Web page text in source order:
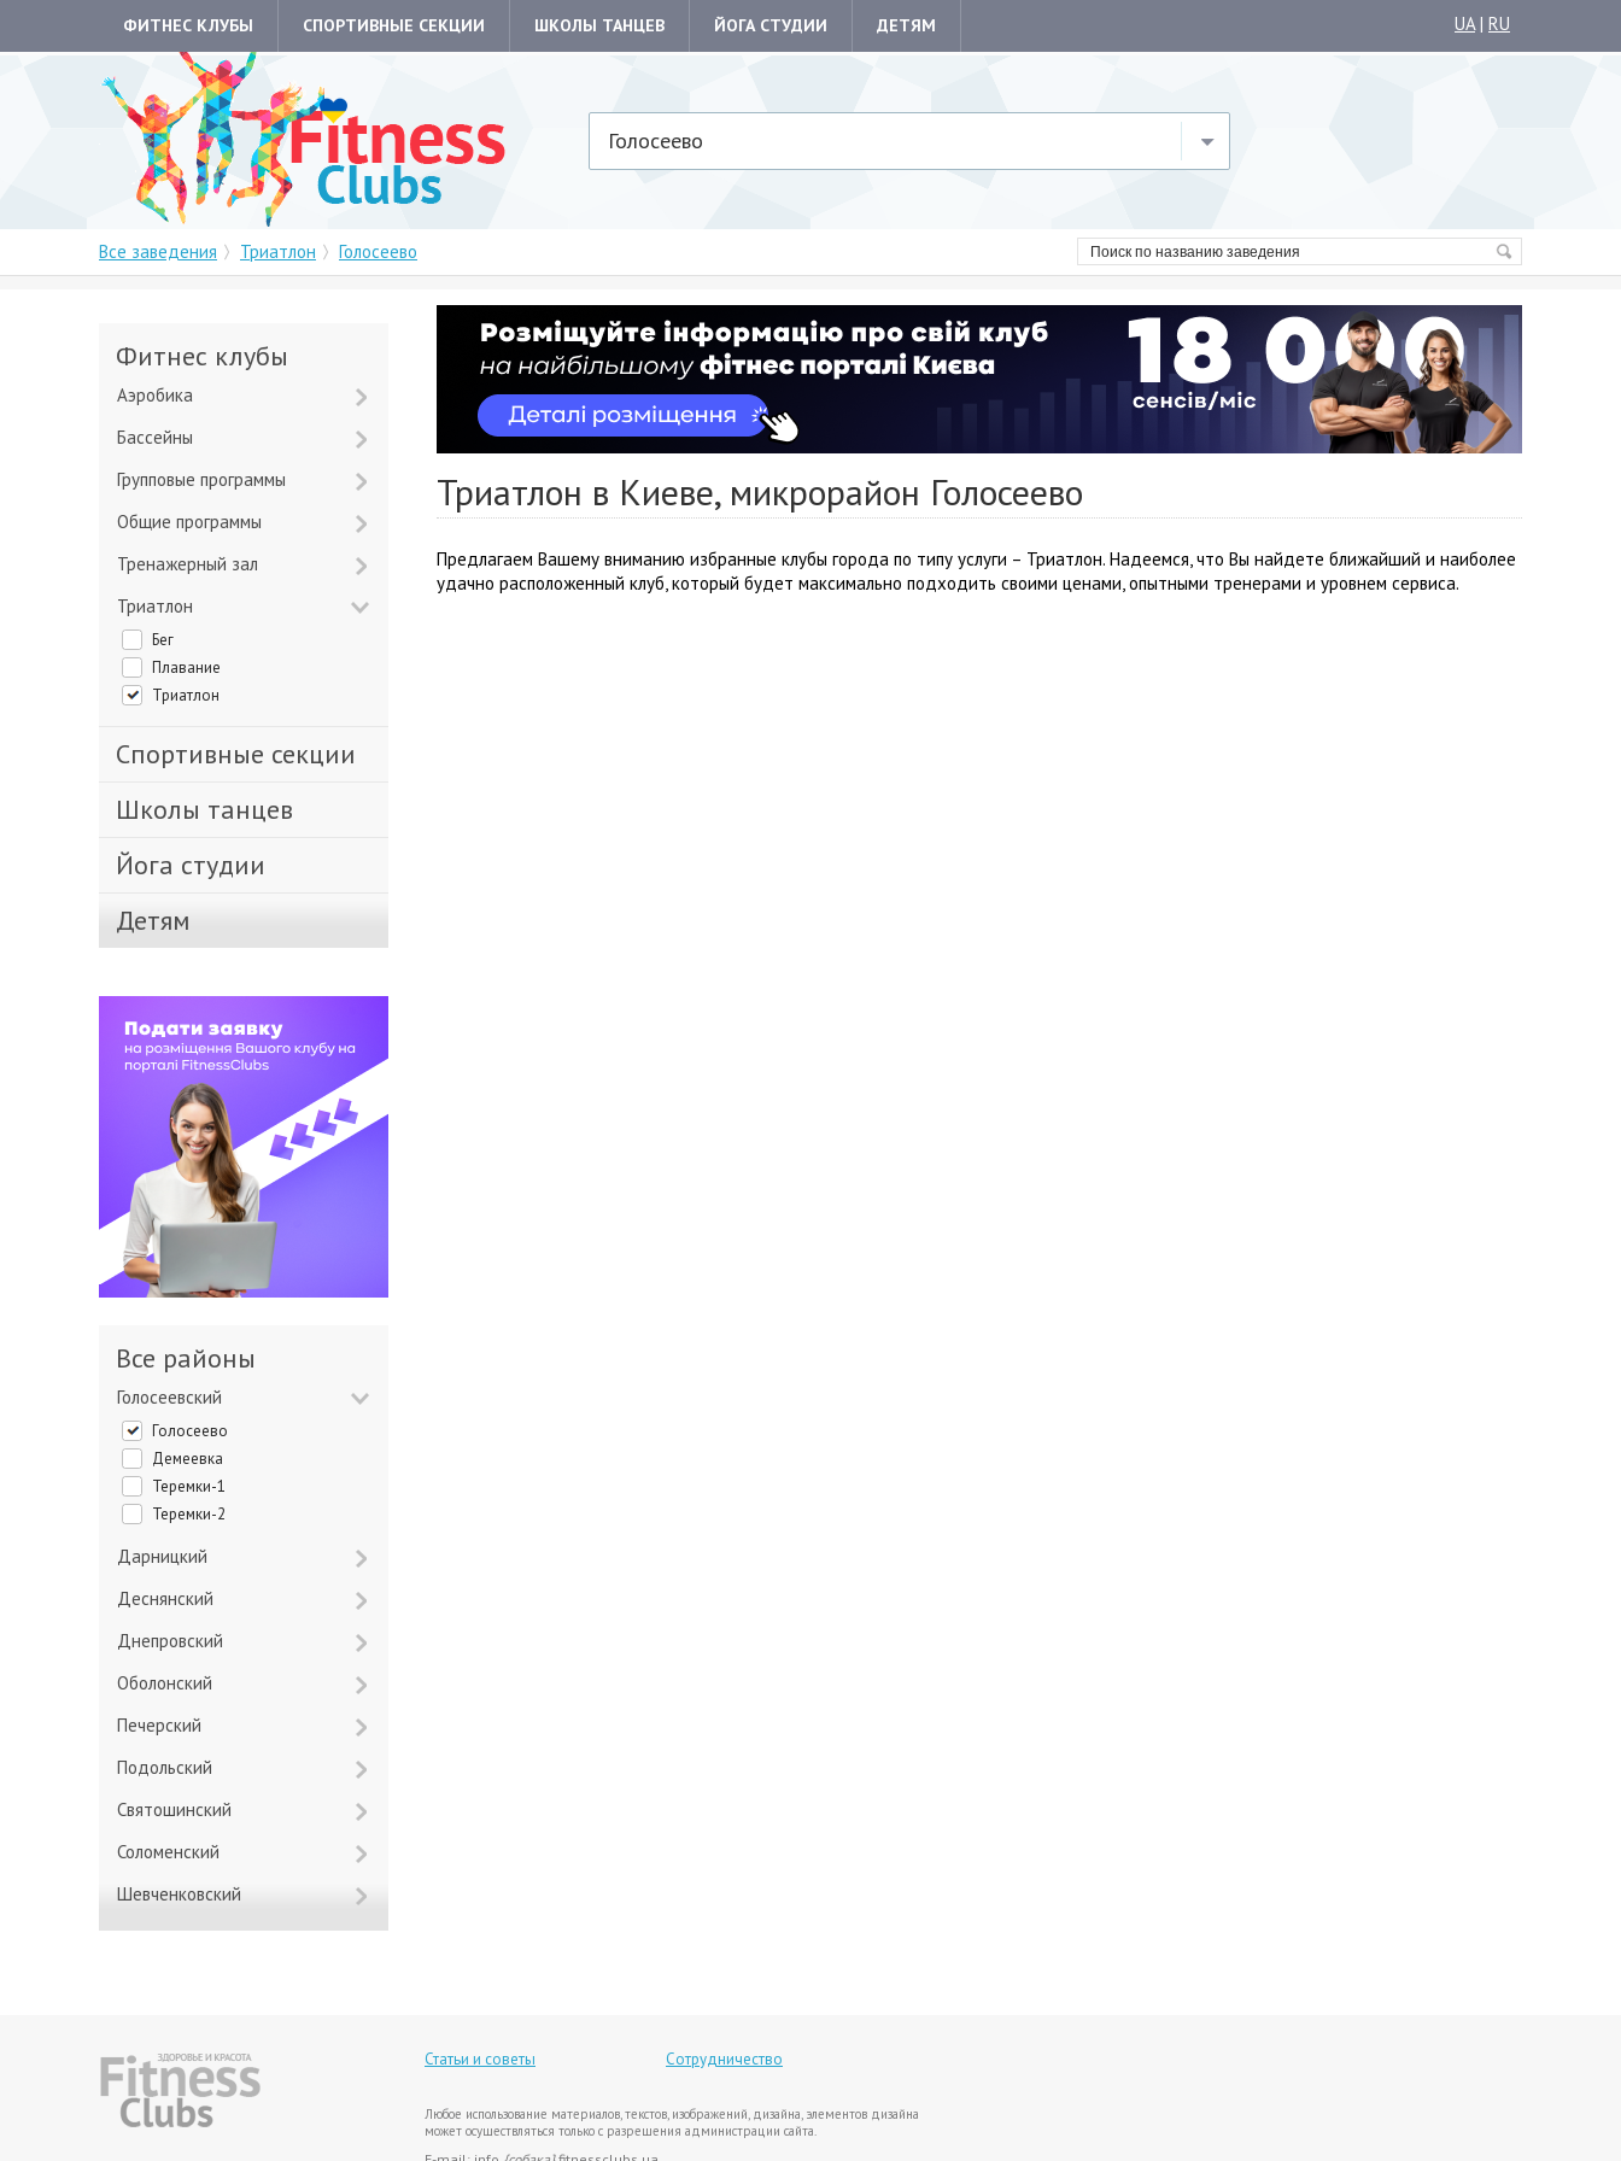
ФИТНЕС КЛУБЫ СПОРТИВНЫЕ СЕКЦИИ ШКОЛЫ ТАНЦЕВ ЙОГА СТУДИИ ДЕТЯМ UA| RU
Голосеево
Все заведения Триатлон Голосеево
Триатлон в Киеве, микрорайон Голосеево
Предлагаем Вашему вниманию избранные клубы города по типу услуги – Триатлон. Надеемся, что Вы найдете ближайший и наиболее
удачно расположенный клуб, который будет максимально подходить своими ценами, опытными тренерами и уровнем сервиса.
Фитнес клубы
Аэробика
Бассейны
Групповые программы
Общие программы
Тренажерный зал
Триатлон
Бег
Плавание
Триатлон
Спортивные секции
Школы танцев
Йога студии
Детям
Все районы
Голосеевский
Голосеево
Демеевка
Теремки-1
Теремки-2
Дарницкий
Деснянский
Днепровский
Оболонский
Печерский
Подольский
Святошинский
Соломенский
Шевченковский
Статьи и советы Сотрудничество
Любое использование материалов, текстов, изображений, дизайна, элементов дизайна
может осуществляться только с разрешения администрации сайта.